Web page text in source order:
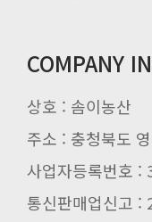
COMPANY
상호 : 솜이농산
주소 : 충청북도
사업자등록번호 :
통신판매업신고 :